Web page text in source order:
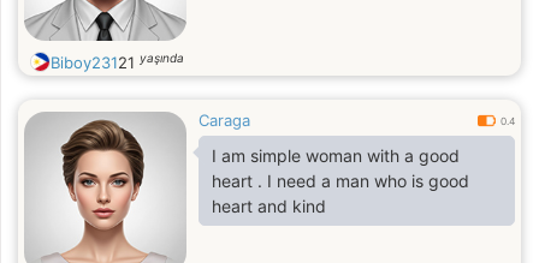
Biboy23121 yaşında
Caraga 0.4
I am simple woman with a good
heart . I need a man who is good
heart and kind